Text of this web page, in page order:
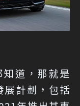
道，那就是
展計劃，包括